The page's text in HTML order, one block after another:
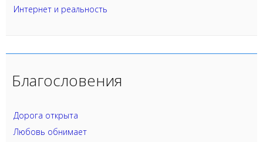
Интернет и реальность
Благословения
Дорога открыта
Любовь обнимает